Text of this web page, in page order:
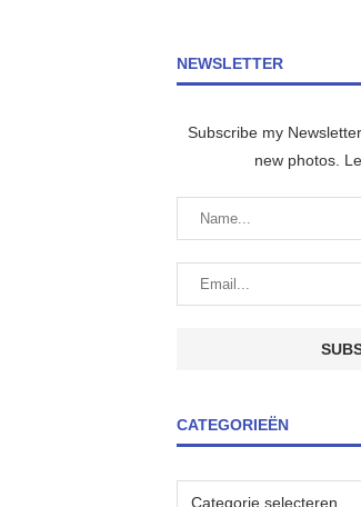
NEWSLETTER
Subscribe my
new photos.
CATEGORIEËN